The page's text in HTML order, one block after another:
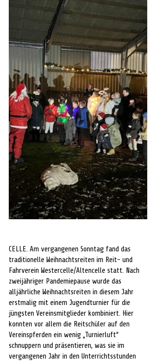
CELLE. Am vergangenen Sonntag fand das
traditionelle Weihnachtsreiten im Reit- und
Fahrverein Westercelle/Altencelle statt. Nach
zweijähriger Pandemiepause wurde das
alljährliche Weihnachtsreiten in diesem Jahr
erstmalig mit einem Jugendturnier für die
jüngsten Vereinsmitglieder kombiniert. Hier
konnten vor allem die Reitschüler auf den
Vereinspferden ein wenig „Turnierluft“
schnuppern und präsentieren, was sie im
vergangenen Jahr in den Unterrichtsstunden